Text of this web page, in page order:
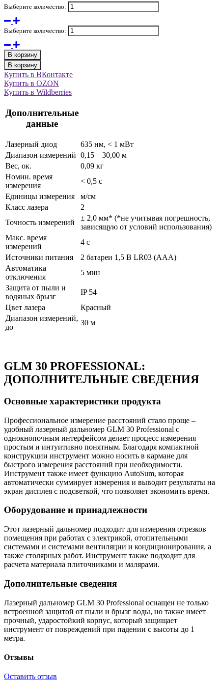
Выберите количество:
Выберите количество:
В корзину
В корзину
Купить в ВКонтакте
Купить в OZON
Купить в Wildberries
Дополнительные
данные
Лазерный диод
635 нм, < 1 мВт
Диапазон измерений 0,15 – 30,00 м
Вес, ок.
0,09 кг
Номин. время
измерения
< 0,5 с
Единицы измерения
м/см
Класс лазера
2
Точность измерений
± 2,0 мм* (*не учитывая погрешность,
зависящую от условий использования)
Макс. время
измерений
4 с
Источники питания
2 батареи 1,5 B LR03 (AAA)
Автоматика
отключения
5 мин
Защита от пыли и
водяных брызг
IP 54
Цвет лазера
Красный
Диапазон измерений,
до
30 м
GLM 30 PROFESSIONAL:
ДОПОЛНИТЕЛЬНЫЕ СВЕДЕНИЯ
Основные характеристики продукта
Профессиональное измерение расстояний стало проще –
удобный лазерный дальномер GLM 30 Professional с
однокнопочным интерфейсом делает процесс измерения
простым и интуитивно понятным. Благодаря компактной
конструкции инструмент можно носить в кармане для
быстрого измерения расстояний при необходимости.
Инструмент также имеет функцию AutoSum, которая
автоматически суммирует измерения и выводит результаты на
экран дисплея с подсветкой, что позволяет экономить время.
Оборудование и принадлежности
Этот лазерный дальномер подходит для измерения отрезков
помещения при работах с электрикой, отопительными
системами и системами вентиляции и кондиционирования, а
также столярных работ. Инструмент также подходит для
расчета материала плиточниками и малярами.
Дополнительные сведения
Лазерный дальномер GLM 30 Professional оснащен не только
встроенной защитой от пыли и брызг воды, но также имеет
прочный, ударостойкий корпус, который защищает
инструмент от повреждений при падении с высоты до 1
метра.
Отзывы
Оставить отзыв